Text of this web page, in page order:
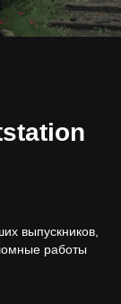
выпускников,
работы